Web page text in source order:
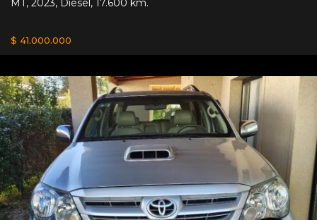
MT, 2023, Diesel, 17.600 km.
$ 41.000.000